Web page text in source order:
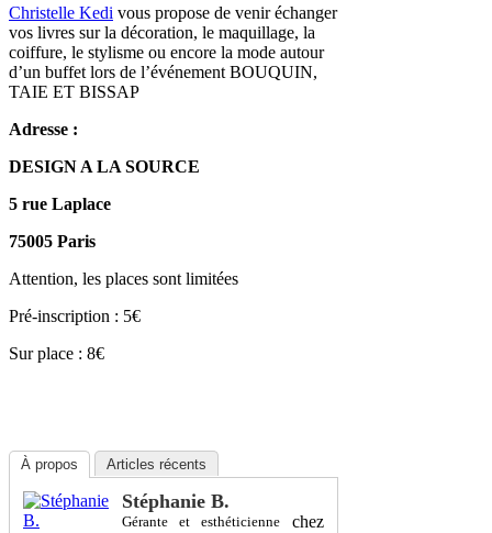
Christelle Kedi vous propose de venir échanger
vos livres sur la décoration, le maquillage, la
coiffure, le stylisme ou encore la mode autour
d’un buffet lors de l’événement BOUQUIN,
TAIE ET BISSAP
Adresse :
DESIGN A LA SOURCE
5 rue Laplace
75005 Paris
Attention, les places sont limitées
Pré-inscription : 5€
Sur place : 8€
À propos Articles récents
Stéphanie B.
Gérante et esthéticienne chez